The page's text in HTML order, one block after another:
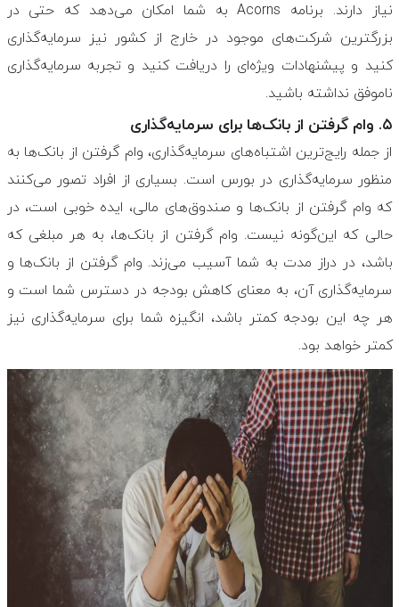
نیاز دارند. برنامه Acorns به شما امکان می‌دهد که حتی در
بزرگترین شرکت‌های موجود در خارج از کشور نیز سرمایه‌گذاری
کنید و پیشنهادات ویژه‌ای را دریافت کنید و تجربه سرمایه‌گذاری
ناموفق نداشته باشید.
۵. وام گرفتن از بانک‌ها برای سرمایه‌گذاری
از جمله رایج‌ترین اشتباه‌های سرمایه‌گذاری، وام گرفتن از بانک‌ها به
منظور سرمایه‌گذاری در بورس است. بسیاری از افراد تصور می‌کنند
که وام گرفتن از بانک‌ها و صندوق‌های مالی، ایده خوبی است، در
حالی که این‌گونه نیست. وام گرفتن از بانک‌ها، به هر مبلغی که
باشد، در دراز مدت به شما آسیب می‌زند. وام گرفتن از بانک‌ها و
سرمایه‌گذاری آن، به معنای کاهش بودجه در دسترس شما است و
هر چه این بودجه کمتر باشد، انگیزه شما برای سرمایه‌گذاری نیز
کمتر خواهد بود.